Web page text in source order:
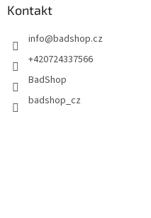
Kontakt
info@badshop.cz
+420724337566
BadShop
badshop_cz